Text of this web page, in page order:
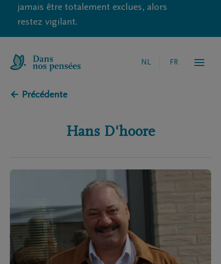
jamais être totalement exclues, alors
restez vigilant.
NL FR
← Précédente
Hans D'hoore